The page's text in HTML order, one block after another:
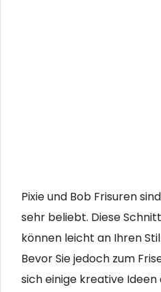
Pixie und Bob Frisuren
sehr beliebt. Diese
können leicht an Ihren
Bevor Sie jedoch zum
sich einige kreative